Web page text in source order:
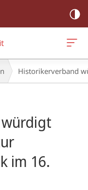
Historikerverband
im 16.